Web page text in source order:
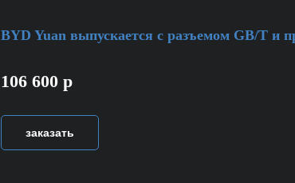
BYD Yuan выпускается с разъемом GB/T и
106 600 р
заказать